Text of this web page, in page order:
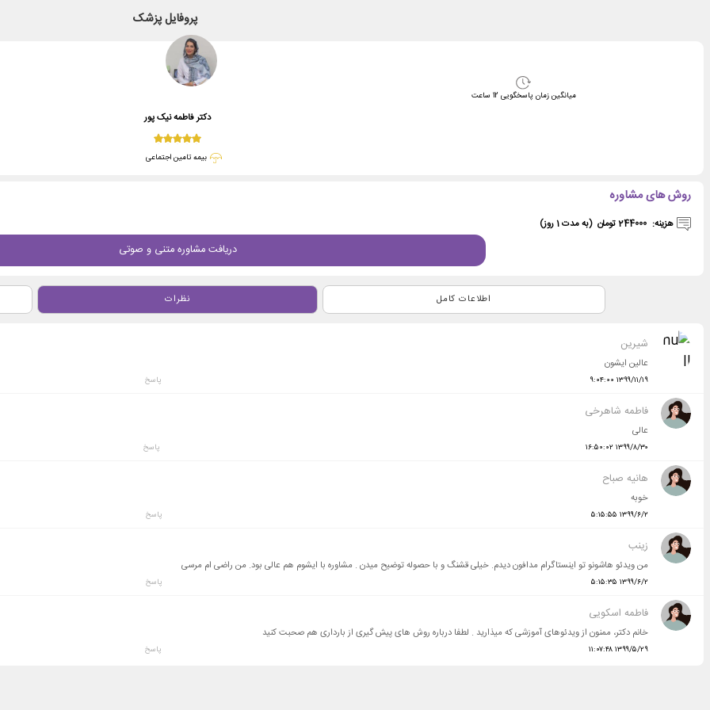
پروفایل پزشک
میانگین زمان پاسخگویی 12ساعت
دکتر فاطمه نیک پور
بیمه تامین اجتماعی
روش های مشاوره
هزینه: 244000 تومان (به مدت 1 روز)
دریافت مشاوره متنی و صوتی
اطلاعات کامل نظرات
شیرین
عالین ایشون
۱۳۹۹/۱۱/۱۹‏ ۹:۰۴:۰۰ پاسخ
فاطمه شاهرخی
عالی
۱۳۹۹/۸/۳۰‏ ۱۶:۵۰:۰۲ پاسخ
هانیه صباح
خوبه
۱۳۹۹/۶/۲‏ ۵:۱۵:۵۵ پاسخ
زینب
من ویدئو هاشونو تو اینستاگرام مدافون دیدم. خیلی قشنگ و با حصوله توضیح میدن . مشاوره با ایشوم هم عالی بود. من راضی ام مرسی
۱۳۹۹/۶/۲‏ ۵:۱۵:۳۵ پاسخ
فاطمه اسکویی
خانم دکتر، ممنون از ویدئوهای آموزشی که میذارید . لطفا درباره روش های پیش گیری از بارداری هم صحبت کنید
۱۳۹۹/۵/۲۹‏ ۱۱:۰۷:۴۸ پاسخ